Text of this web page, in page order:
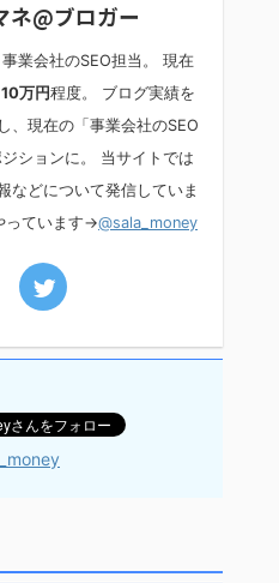
ネ@ブロガー
業会社のSEO担当。 現在
万円程度。 ブログ実績を
、現在の「事業会社のSEO
ションに。 当サイトでは
などについて発信していま
っています→@sala_money